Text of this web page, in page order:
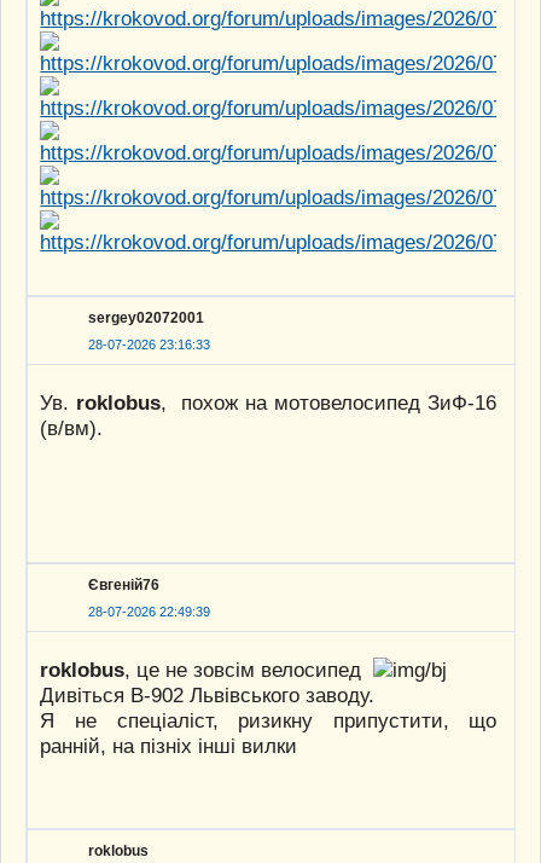
sergey02072001
28-07-2026 23:16:33
Ув. roklobus, похож на мотовелосипед ЗиФ-16
(в/вм).
Євгеній76
28-07-2026 22:49:39
roklobus, це не зовсім велосипед
Дивіться В-902 Львівського заводу.
Я не спеціаліст, ризикну припустити, що
ранній, на пізніх інші вилки
roklobus